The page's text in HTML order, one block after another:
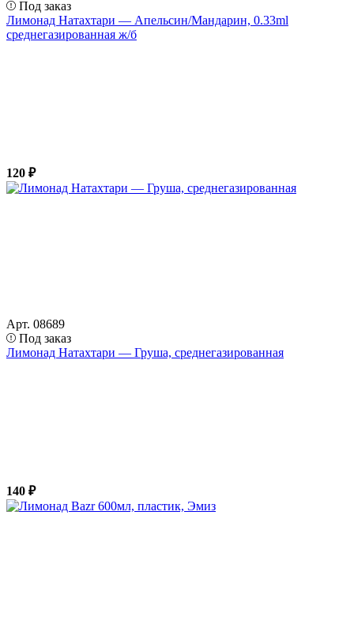
Под заказ
Лимонад Натахтари — Апельсин/Мандарин, 0.33ml
среднегазированная ж/б
120 ₽
Арт. 08689
Под заказ
Лимонад Натахтари — Груша, среднегазированная
140 ₽